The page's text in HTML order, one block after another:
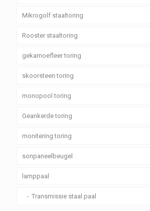
Mikrogolf staaltoring
Rooster staaltoring
gekamoefleer toring
skoorsteen toring
monopool toring
Geankerde toring
monitering toring
sonpaneelbeugel
lamppaal
Transmissie staal paal